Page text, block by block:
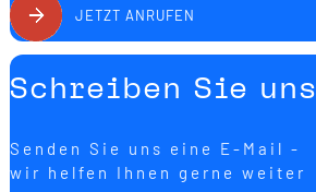
JETZT ANRUFEN
Schreiben Sie uns
Senden Sie uns eine E-Mail -
wir helfen Ihnen gerne weiter